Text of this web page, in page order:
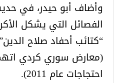
وأضاف أبو حيدر، في
الفصائل التي يشكل
“كتائب أحفاد صلاح
(معارض سوري كردي اتهم
احتجاجات عام 2011).